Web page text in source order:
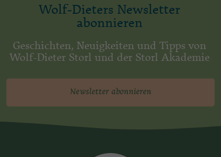
Wolf-Dieters Newsletter
abonnieren
Geschichten, Neuigkeiten und Tipps von
Wolf-Dieter Storl und der Storl Akademie
Newsletter abonnieren